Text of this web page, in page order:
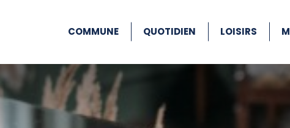
COMMUNE QUOTIDIEN LOISIRS